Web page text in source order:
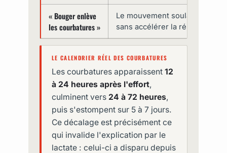
« Bouger enlève
les courbatures »
Le mouvement soulage
sans accélérer la réparation
LE CALENDRIER RÉEL DES COURBATURES
Les courbatures apparaissent 12
à 24 heures après l'effort,
culminent vers 24 à 72 heures,
puis s'estompent sur 5 à 7 jours.
Ce décalage est précisément ce
qui invalide l'explication par le
lactate : celui-ci a disparu depuis